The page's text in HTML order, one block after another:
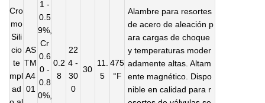
Cro
mo
Sili
cio
te
mpl
ad
AS
TM
A4
01
1 -
0.5
9%,
Cr
0.6
0 -
0.8
0%,
0.2
8
22
4 -
30
0
30
11.
5
475
°F
Alambre para resortes
de acero de aleación p
ara cargas de choque
y temperaturas moder
adamente altas. Altam
ente magnético. Dispo
nible en calidad para r